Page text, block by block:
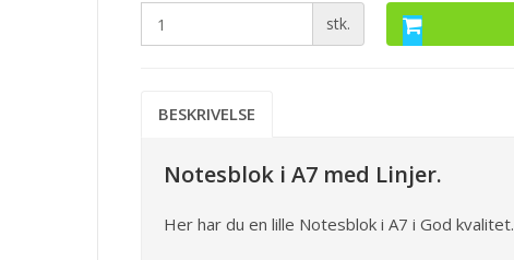
stk.
BESKRIVELSE
Notesblok i A7 med Linjer.
Her har du en lille Notesblok i A7 i God kvalitet.